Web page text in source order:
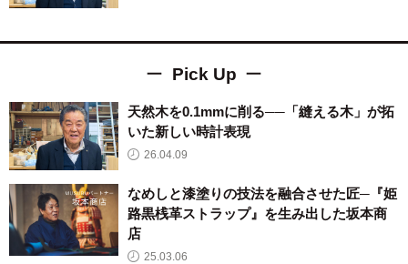
Pick Up
天然木を0.1mmに削る──「縫える木」が拓
いた新しい時計表現
26.04.09
なめしと漆塗りの技法を融合させた匠─『姫
路黒桟革ストラップ』を生み出した坂本商
店
25.03.06